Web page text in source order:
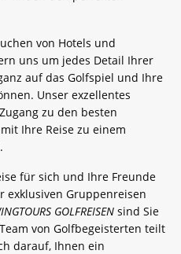
von Hotels und
uns um jedes Detail Ihrer
auf das Golfspiel und Ihre
Unser exzellentes
zu den besten
Ihre Reise zu einem
für sich und Ihre Freunde
exklusiven Gruppenreisen
GOLFREISEN sind Sie
von Golfbegeisterten teilt
darauf, Ihnen ein